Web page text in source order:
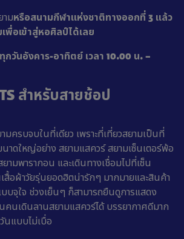
ามหรือสนามกีฬาแห่งชาติทางออกที่ 3 แล้ว
พื่อเข้าสู่หอศิลป์ได้เลย
กวันอังคาร-อาทิตย์ เวลา 10.00 น. –
สำหรับสายช้อป
มครบจบในที่เดียว เพราะที่เที่ยวสยามเป็นที่
าดใหญ่อย่าง สยามแสควร์ สยามเซ็นเตอร์พ้อ
ามพารากอน และเดินทางเชื่อมไปที่เซ็น
สื้อผ้าวัยรุ่นยอดฮิตน่ารักๆ มากมายและสินค้า
บจุใจ ช่วงเย็นๆ ก็สามารถยืนดูการแสดง
นเดินลานสยามแสควร์ได้ บรรยากาศดีมาก
นแบบไม่เบื่อ